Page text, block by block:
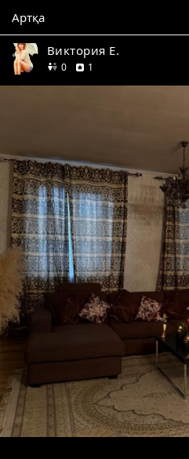
Артқа
Виктория Е.
0дос 1